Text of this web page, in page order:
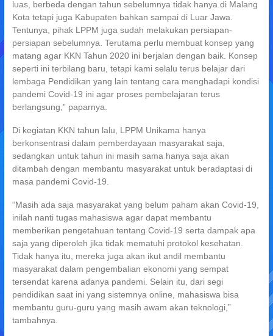
luas, berbeda dengan tahun sebelumnya tidak hanya di Malang
Kota tetapi juga Kabupaten bahkan sampai di Luar Jawa.
Tentunya, pihak LPPM juga sudah melakukan persiapan-
persiapan sebelumnya. Terutama perlu membuat konsep yang
matang agar KKN Tahun 2020 ini berjalan dengan baik. Konsep
seperti ini terbilang baru, tetapi kami selalu terus belajar dari
lembaga Pendidikan yang lain tentang cara menghadapi kondisi
pandemi Covid-19 ini agar proses pembelajaran terus
berlangsung,” paparnya.
Di kegiatan KKN tahun lalu, LPPM Unikama hanya
berkonsentrasi dalam pemberdayaan masyarakat saja,
sedangkan untuk tahun ini masih sama hanya saja akan
ditambah dengan membantu masyarakat untuk beradaptasi di
masa pandemi Covid-19.
“Masih ada saja masyarakat yang belum paham akan Covid-19,
inilah nanti tugas mahasiswa agar dapat membantu
memberikan pengetahuan tentang Covid-19 serta dampak apa
saja yang diperoleh jika tidak mematuhi protokol kesehatan.
Tidak hanya itu, mereka juga akan ikut andil membantu
masyarakat dalam pengembalian ekonomi yang sempat
tersendat karena adanya pandemi. Selain itu, dari segi
pendidikan saat ini yang sistemnya online, mahasiswa bisa
membantu guru-guru yang masih awam akan teknologi,”
tambahnya.